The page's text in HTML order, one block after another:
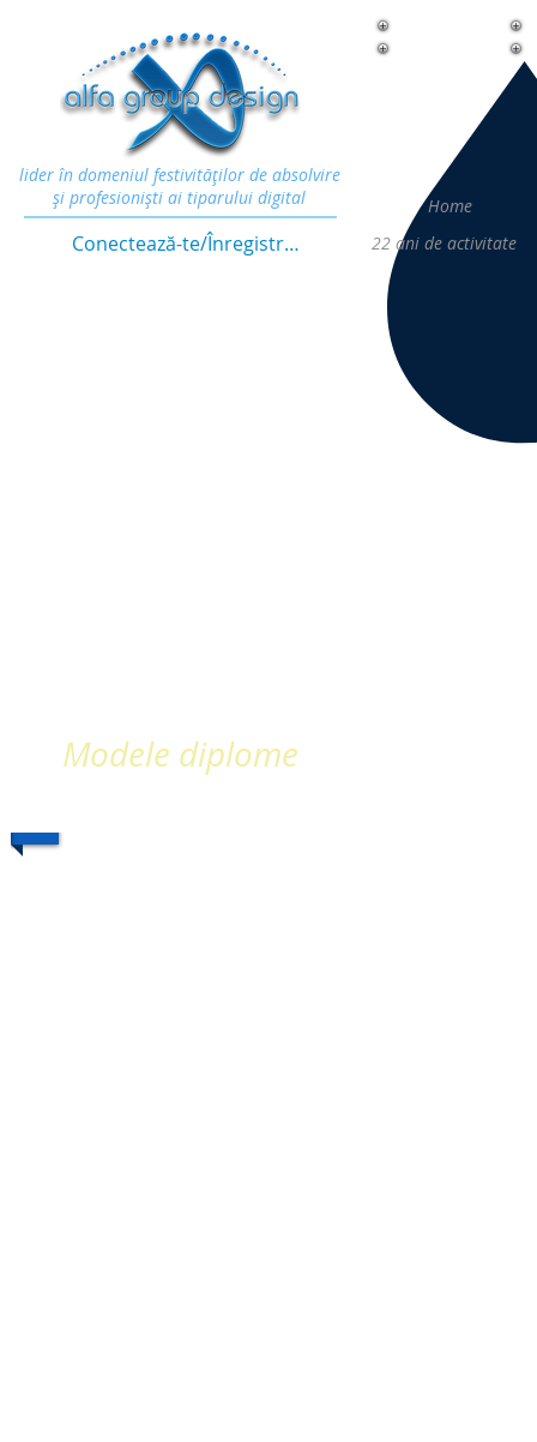
Home
22 ani de activitate
lider în domeniul festivităţilor de absolvire
şi profesionişti ai tiparului digital
Conectează-te/Înregistrează-te
Modele diplome